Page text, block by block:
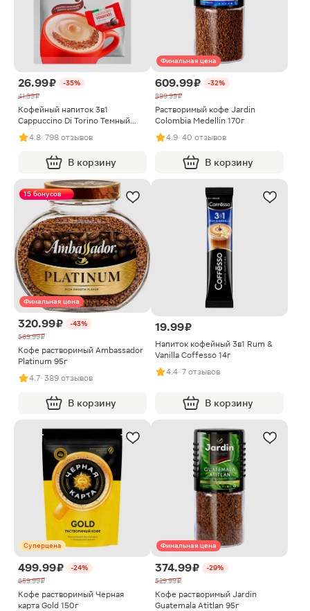
26.99 ₽
-35%
41.99 ₽
Кофейный напиток 3в1
Cappuccino Di Torino Темный
шоколад Maccoffee 25.5г
4.8· 798 отзывов
В корзину
Финальная цена
609.99 ₽
-32%
899.99 ₽
Растворимый кофе Jardin
Colombia Medellin 170г
4.9· 40 отзывов
В корзину
15 бонусов
Финальная цена
320.99 ₽
-43%
569.99 ₽
Кофе растворимый Ambassador
Platinum 95г
4.7· 389 отзывов
В корзину
19.99 ₽
Напиток кофейный 3в1 Rum &
Vanilla Coffesso 14г
4.4· 7 отзывов
В корзину
Суперцена
499.99 ₽
-24%
659.99 ₽
Кофе растворимый Черная
карта Gold 150г
Финальная цена
374.99 ₽
-29%
529.99 ₽
Кофе растворимый Jardin
Guatemala Atitlan 95г